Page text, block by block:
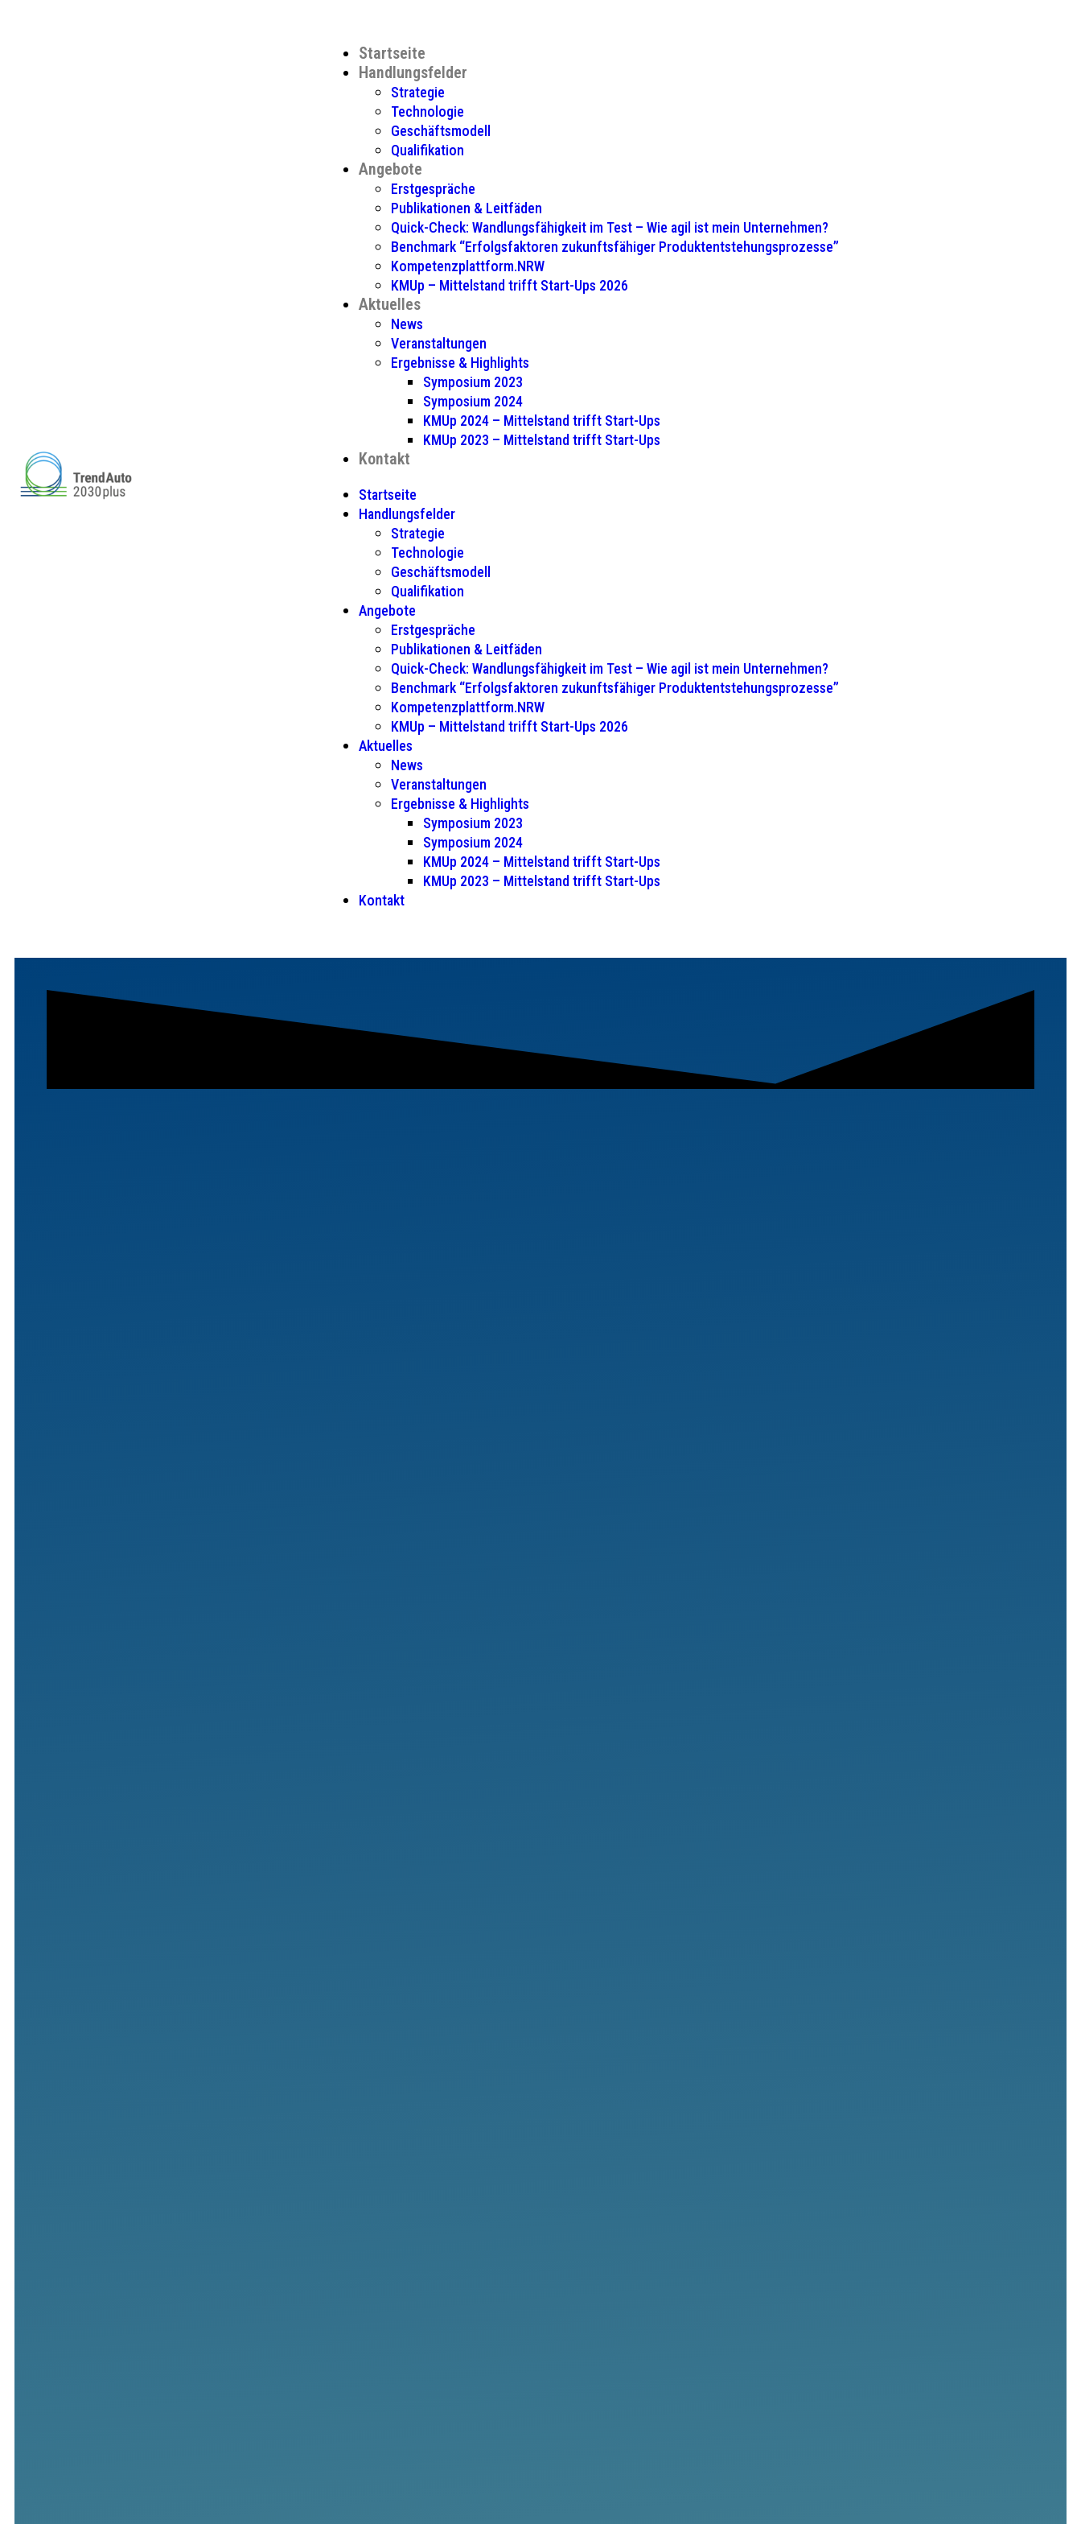
Startseite
Handlungsfelder
Strategie
Technologie
Geschäftsmodell
Qualifikation
Angebote
Erstgespräche
Publikationen & Leitfäden
Quick-Check: Wandlungsfähigkeit im Test – Wie agil ist mein Unternehmen?
Benchmark “Erfolgsfaktoren zukunftsfähiger Produktentstehungsprozesse”
Kompetenzplattform.NRW
KMUp – Mittelstand trifft Start-Ups 2026
Aktuelles
News
Veranstaltungen
Ergebnisse & Highlights
Symposium 2023
Symposium 2024
KMUp 2024 – Mittelstand trifft Start-Ups
KMUp 2023 – Mittelstand trifft Start-Ups
Kontakt
Startseite
Handlungsfelder
Strategie
Technologie
Geschäftsmodell
Qualifikation
Angebote
Erstgespräche
Publikationen & Leitfäden
Quick-Check: Wandlungsfähigkeit im Test – Wie agil ist mein Unternehmen?
Benchmark “Erfolgsfaktoren zukunftsfähiger Produktentstehungsprozesse”
Kompetenzplattform.NRW
KMUp – Mittelstand trifft Start-Ups 2026
Aktuelles
News
Veranstaltungen
Ergebnisse & Highlights
Symposium 2023
Symposium 2024
KMUp 2024 – Mittelstand trifft Start-Ups
KMUp 2023 – Mittelstand trifft Start-Ups
Kontakt